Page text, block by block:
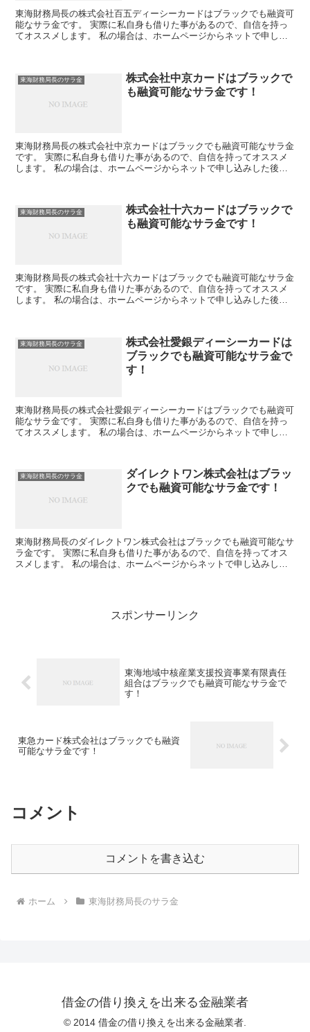
東海財務局長の株式会社百五ディーシーカードはブラックでも融資可
能なサラ金です。 実際に私自身も借りた事があるので、自信を持っ
てオススメします。 私の場合は、ホームページからネットで申し込
東海財務局長のサラ金
株式会社中京カードはブラックで
も融資可能なサラ金です！
東海財務局長の株式会社中京カードはブラックでも融資可能なサラ金
です。 実際に私自身も借りた事があるので、自信を持ってオススメ
します。 私の場合は、ホームページからネットで申し込みした後に
東海財務局長のサラ金
株式会社十六カードはブラックで
も融資可能なサラ金です！
東海財務局長の株式会社十六カードはブラックでも融資可能なサラ金
です。 実際に私自身も借りた事があるので、自信を持ってオススメ
します。 私の場合は、ホームページからネットで申し込みした後に
東海財務局長のサラ金
株式会社愛銀ディーシーカードは
ブラックでも融資可能なサラ金で
す！
東海財務局長の株式会社愛銀ディーシーカードはブラックでも融資可
能なサラ金です。 実際に私自身も借りた事があるので、自信を持っ
てオススメします。 私の場合は、ホームページからネットで申し込
東海財務局長のサラ金
ダイレクトワン株式会社はブラッ
クでも融資可能なサラ金です！
東海財務局長のダイレクトワン株式会社はブラックでも融資可能なサ
ラ金です。 実際に私自身も借りた事があるので、自信を持ってオス
スメします。 私の場合は、ホームページからネットで申し込みした
スポンサーリンク
東海地域中核産業支援投資事業有限責任
組合はブラックでも融資可能なサラ金で
す！
東急カード株式会社はブラックでも融資
可能なサラ金です！
コメント
コメントを書き込む
ホーム 東海財務局長のサラ金
借金の借り換えを出来る金融業者
© 2014 借金の借り換えを出来る金融業者.